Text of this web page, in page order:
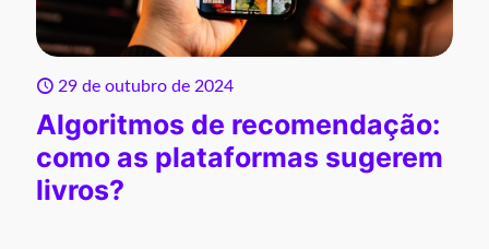
29 de outubro de 2024
Algoritmos de recomendação:
como as plataformas sugerem
livros?